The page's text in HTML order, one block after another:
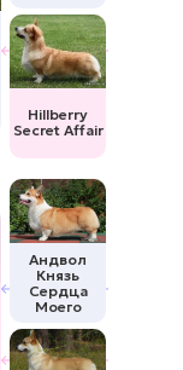
Андвол
Князь
Сердца
Моего
Hillberry
Secret Affair